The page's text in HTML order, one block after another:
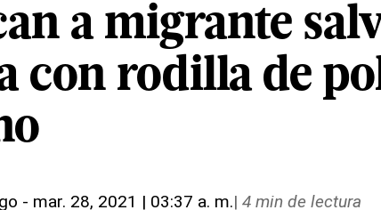
a migrante
con rodilla de
- mar. 28, 2021 | 03:37 a. m.| 4 min de lectura